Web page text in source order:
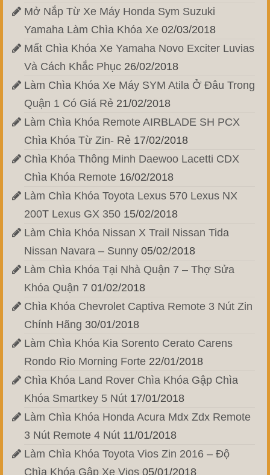
Mở Nắp Từ Xe Máy Honda Sym Suzuki
Yamaha Làm Chìa Khóa Xe 02/03/2018
Mất Chìa Khóa Xe Yamaha Novo Exciter Luvias
Và Cách Khắc Phục 26/02/2018
Làm Chìa Khóa Xe Máy SYM Atila Ở Đâu Trong
Quận 1 Có Giá Rẻ 21/02/2018
Làm Chìa Khóa Remote AIRBLADE SH PCX
Chìa Khóa Từ Zin- Rẻ 17/02/2018
Chìa Khóa Thông Minh Daewoo Lacetti CDX
Chìa Khóa Remote 16/02/2018
Làm Chìa Khóa Toyota Lexus 570 Lexus NX
200T Lexus GX 350 15/02/2018
Làm Chìa Khóa Nissan X Trail Nissan Tida
Nissan Navara – Sunny 05/02/2018
Làm Chìa Khóa Tại Nhà Quận 7 – Thợ Sửa
Khóa Quận 7 01/02/2018
Chìa Khóa Chevrolet Captiva Remote 3 Nút Zin
Chính Hãng 30/01/2018
Làm Chìa Khóa Kia Sorento Cerato Carens
Rondo Rio Morning Forte 22/01/2018
Chìa Khóa Land Rover Chìa Khóa Gập Chìa
Khóa Smartkey 5 Nút 17/01/2018
Làm Chìa Khóa Honda Acura Mdx Zdx Remote
3 Nút Remote 4 Nút 11/01/2018
Làm Chìa Khóa Toyota Vios Zin 2016 – Độ
Chìa Khóa Gập Xe Vios 05/01/2018